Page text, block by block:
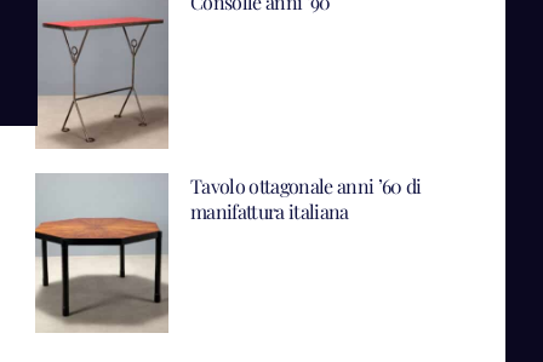
Tavolo ottagonale anni ’60 di
manifattura italiana